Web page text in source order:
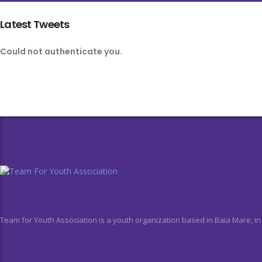
Latest Tweets
Could not authenticate you.
Team for Youth Association is a youth organization based in Baia Mare, in